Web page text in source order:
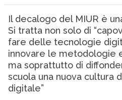
Il decalogo del MIUR è
Si tratta non solo di
fare delle tecnologie
innovare le metodologie
ma soprattutto di
scuola una nuova cultura
digitale”